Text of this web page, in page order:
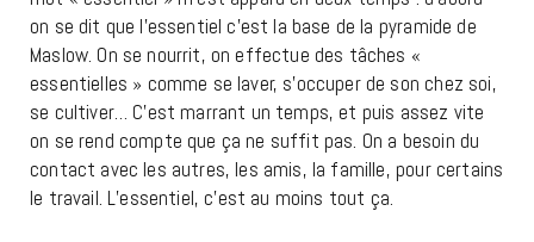
on se dit que l’essentiel c’est la base de la pyramide de
Maslow. On se nourrit, on effectue des tâches «
essentielles » comme se laver, s’occuper de son chez soi,
se cultiver… C’est marrant un temps, et puis assez vite
on se rend compte que ça ne suffit pas. On a besoin du
contact avec les autres, les amis, la famille, pour certains
le travail. L’essentiel, c’est au moins tout ça.